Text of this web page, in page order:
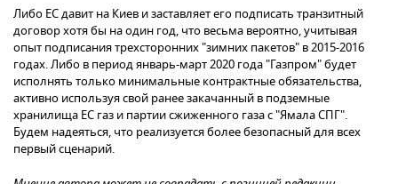
Либо ЕС давит на Киев и заставляет его подписать транзитный
договор хотя бы на один год, что весьма вероятно, учитывая
опыт подписания трехсторонних "зимних пакетов" в 2015-2016
годах. Либо в период январь-март 2020 года "Газпром" будет
исполнять только минимальные контрактные обязательства,
активно используя свой ранее закачанный в подземные
хранилища ЕС газ и партии сжиженного газа с "Ямала СПГ".
Будем надеяться, что реализуется более безопасный для всех
первый сценарий.